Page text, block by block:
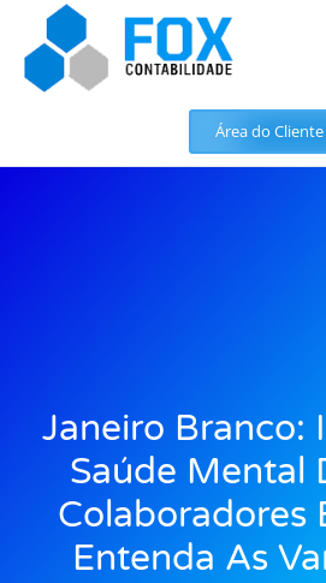
Área do Cliente
Janeiro Branco:
Saúde Mental
Colaboradores
Entenda As